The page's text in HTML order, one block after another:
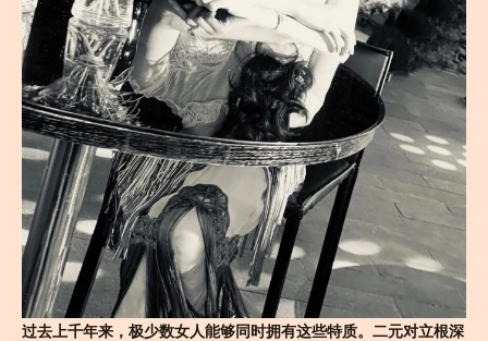
过去上千年来，极少数女人能够同时拥有这些特质。二元对立根深